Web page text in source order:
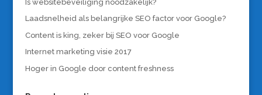
Is websitebeveiliging noodzakelijk?
Laadsnelheid als belangrijke SEO factor voor Google?
Content is king, zeker bij SEO voor Google
Internet marketing visie 2017
Hoger in Google door content freshness